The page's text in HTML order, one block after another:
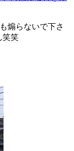
煽らないで下さ
笑笑